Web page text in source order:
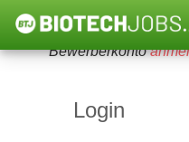
Um diese Funktion
Bewerberkonto
Login